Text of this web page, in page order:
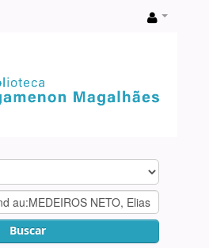
Buscar